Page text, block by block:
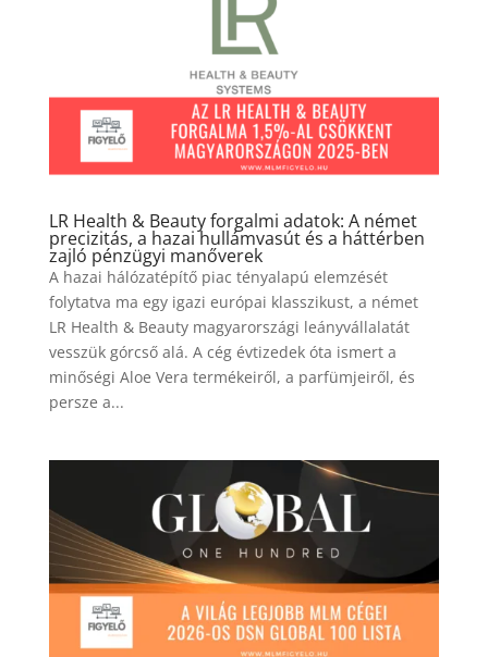
LR Health & Beauty forgalmi adatok: A német
precizitás, a hazai hullámvasút és a háttérben
zajló pénzügyi manőverek
A hazai hálózatépítő piac tényalapú elemzését
folytatva ma egy igazi európai klasszikust, a német
LR Health & Beauty magyarországi leányvállalatát
vesszük górcső alá. A cég évtizedek óta ismert a
minőségi Aloe Vera termékeiről, a parfümjeiről, és
persze a...